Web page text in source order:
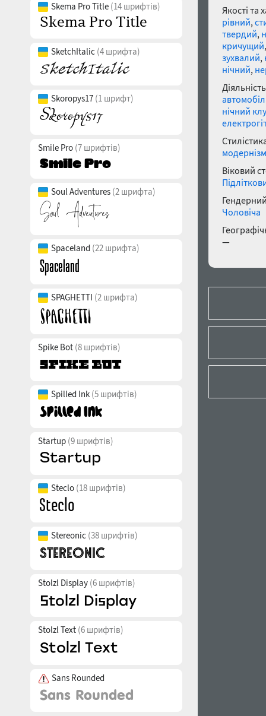
Skema Pro Title (14 шрифтів)
SketchItalic (4 шрифта)
Skoropys17 (1 шрифт)
Smile Pro (7 шрифтів)
Soul Adventures (2 шрифта)
Spaceland (22 шрифта)
SPAGHETTI (2 шрифта)
Spike Bot (8 шрифтів)
Spilled Ink (5 шрифтів)
Startup (9 шрифтів)
Steclo (18 шрифтів)
Stereonic (38 шрифтів)
Stolzl Display (6 шрифтів)
Stolzl Text (6 шрифтів)
Sans Rounded
Якості та
рівний,
твердий,
кричущий
зухвалий,
нічний,
нічний
модернізм
Віковий
Чоловіча
—